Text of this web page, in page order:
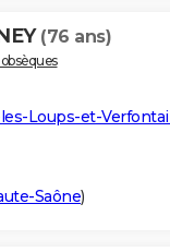
(76 ans)
Loups-et-
Saône)